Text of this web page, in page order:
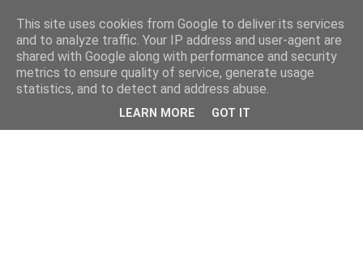
This site uses cookies from Google to deliver its services
and to analyze traffic. Your IP address and user-agent are
shared with Google along with performance and security
metrics to ensure quality of service, generate usage
statistics, and to detect and address abuse.
LEARN MORE GOT IT